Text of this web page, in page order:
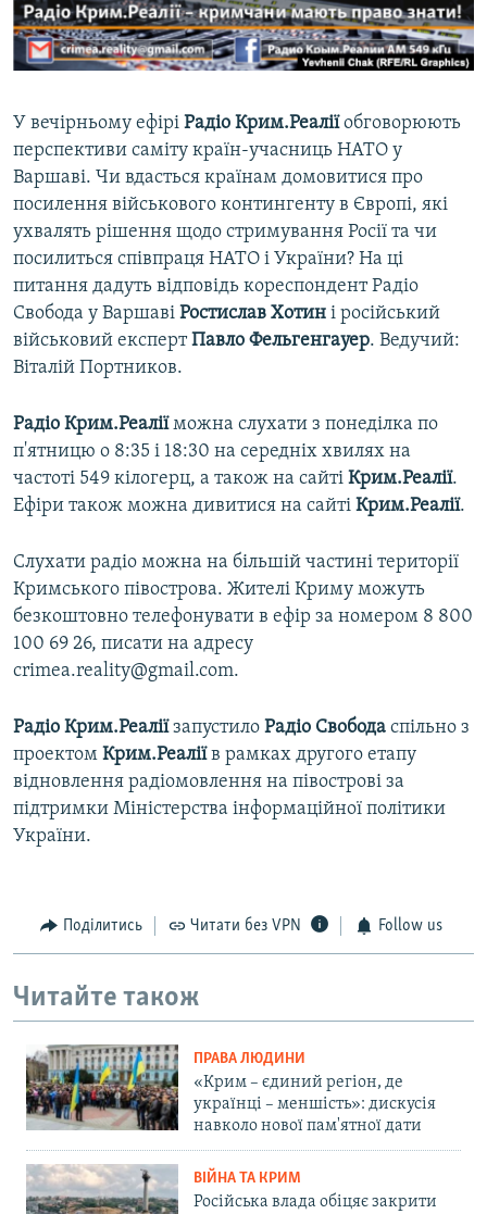
ВІДЕОУРОКИ «ELIFBE»
СВІДЧЕННЯ ОКУПАЦІЇ
ІНФОГРАФІКА
Русский
Qırımtatar
ДОЛУЧАЙСЯ!
Усі сайти RFE/RL
У вечірньому ефірі Радіо Крим.Реаліїобговорюють
перспективи саміту країн-учасниць НАТО у
Варшаві. Чи вдасться країнам домовитися про
посилення військового контингенту в Європі, які
ухвалять рішення щодо стримування Росії та чи
посилиться співпраця НАТО і України? На ці
питання дадуть відповідь кореспондент Радіо
Свобода у Варшаві Ростислав Хотин і російський
військовий експертПавло Фельгенгауер. Ведучий:
Віталій Портников.
Радіо Крим.Реаліїможна слухати з понеділка по
п'ятницю о 8:35 і 18:30 на середніх хвилях на
частоті 549 кілогерц, а також на сайті Крим.Реалії.
Ефіри також можна дивитися на сайті Крим.Реалії.
Слухати радіо можна на більшій частині території
Кримського півострова. Жителі Криму можуть
безкоштовно телефонувати в ефір за номером 8 800
100 69 26, писати на адресу
crimea.reality@gmail.com.
Радіо Крим.Реаліїзапустило Радіо Свобода спільно з
проектом Крим.Реаліїв рамках другого етапу
відновлення радіомовлення на півострові за
підтримки Міністерства інформаційної політики
України.
Поділитись Читати без VPN Follow us
Читайте також
ПРАВА ЛЮДИНИ
«Крим – єдиний регіон, де
українці – меншість»: дискусія
навколо нової пам'ятної дати
ВІЙНА ТА КРИМ
Російська влада обіцяє закрити